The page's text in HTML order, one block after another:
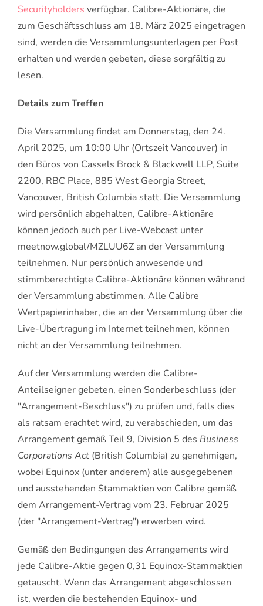
Securityholders verfügbar. Calibre-Aktionäre, die
zum Geschäftsschluss am 18. März 2025 eingetragen
sind, werden die Versammlungsunterlagen per Post
erhalten und werden gebeten, diese sorgfältig zu
lesen.
Details zum Treffen
Die Versammlung findet am Donnerstag, den 24.
April 2025, um 10:00 Uhr (Ortszeit Vancouver) in
den Büros von Cassels Brock & Blackwell LLP, Suite
2200, RBC Place, 885 West Georgia Street,
Vancouver, British Columbia statt. Die Versammlung
wird persönlich abgehalten, Calibre-Aktionäre
können jedoch auch per Live-Webcast unter
meetnow.global/MZLUU6Z an der Versammlung
teilnehmen. Nur persönlich anwesende und
stimmberechtigte Calibre-Aktionäre können während
der Versammlung abstimmen. Alle Calibre
Wertpapierinhaber, die an der Versammlung über die
Live-Übertragung im Internet teilnehmen, können
nicht an der Versammlung teilnehmen.
Auf der Versammlung werden die Calibre-
Anteilseigner gebeten, einen Sonderbeschluss (der
"Arrangement-Beschluss") zu prüfen und, falls dies
als ratsam erachtet wird, zu verabschieden, um das
Arrangement gemäß Teil 9, Division 5 des Business
Corporations Act (British Columbia) zu genehmigen,
wobei Equinox (unter anderem) alle ausgegebenen
und ausstehenden Stammaktien von Calibre gemäß
dem Arrangement-Vertrag vom 23. Februar 2025
(der "Arrangement-Vertrag") erwerben wird.
Gemäß den Bedingungen des Arrangements wird
jede Calibre-Aktie gegen 0,31 Equinox-Stammaktien
getauscht. Wenn das Arrangement abgeschlossen
ist, werden die bestehenden Equinox- und